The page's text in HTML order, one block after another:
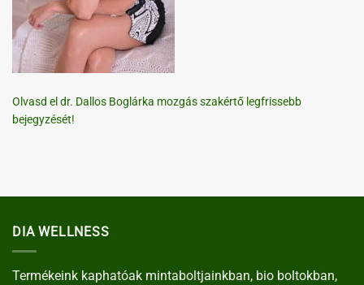
Olvasd el dr. Dallos Boglárka mozgás szakértő legfrissebb
bejegyzését!
DIA WELLNESS
Termékeink kaphatóak mintaboltjainkban, bio boltokban,